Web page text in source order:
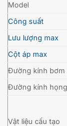
Model
Công suất
Lưu lượng max
Cột áp max
Đường kính bơm
Đường kính
Vật liệu cấu tạo